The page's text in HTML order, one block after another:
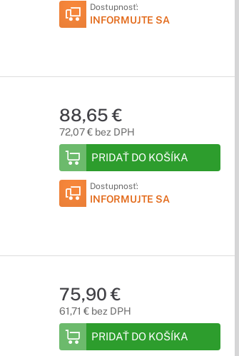
Dostupnosť:
INFORMUJTE SA
88,65 €
72,07 € bez DPH
PRIDAŤ DO KOŠÍKA
Dostupnosť:
INFORMUJTE SA
75,90 €
61,71 € bez DPH
PRIDAŤ DO KOŠÍKA